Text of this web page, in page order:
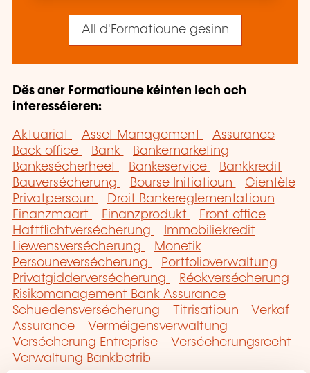
All d'Formatioune gesinn
Dës aner Formatioune kéinten Iech och
interesséieren:
Aktuariat Asset Management
Assurance
Back office
Bank
Bankemarketing
Bankesécherheet
Bankeservice
Bankkredit
Bauversécherung
Bourse Initiatioun
Cientèle
Privatpersoun
Droit Bankereglementatioun
Finanzmaart
Finanzprodukt
Front office
Haftflichtversécherung
Immobiliekredit
Liewensversécherung
Monetik
Persouneversécherung
Portfolioverwaltung
Privatgidderversécherung
Réckversécherung
Risikomanagement Bank Assurance
Schuedensversécherung
Titrisatioun
Verkaf
Assurance
Verméigensverwaltung
Versécherung Entreprise
Versécherungsrecht
Verwaltung Bankbetrib